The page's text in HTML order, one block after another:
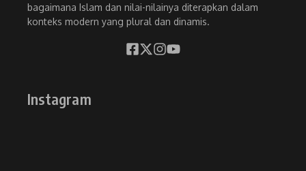
bagaimana Islam dan nilai-nilainya diterapkan dalam
konteks modern yang plural dan dinamis.
Instagram